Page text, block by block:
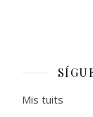
Mis tuits